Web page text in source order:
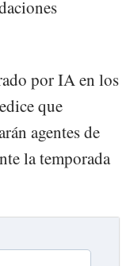
por IA en los
que
agentes de
la temporada